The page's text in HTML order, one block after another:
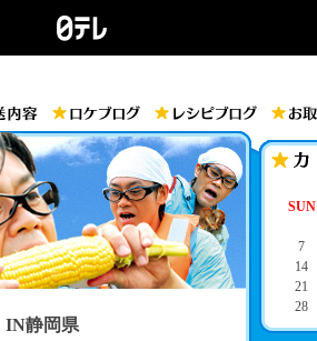
静岡県
SUN
7
14
21
28